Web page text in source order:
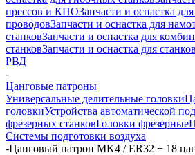
прессов и КПОЗапчасти и оснастка
проводовЗапчасти и оснастка для
станковЗапчасти и оснастка для
станковЗапчасти и оснастка для
РВД
-
Цанговые патроны
Универсальные делительные головки
головкиУстройства автоматической
фрезерных станковГоловки фрезерные
Системы подготовки воздуха
-Цанговый патрон MK4 / ER32 + 18